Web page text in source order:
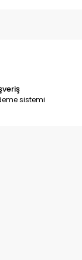
sistemi